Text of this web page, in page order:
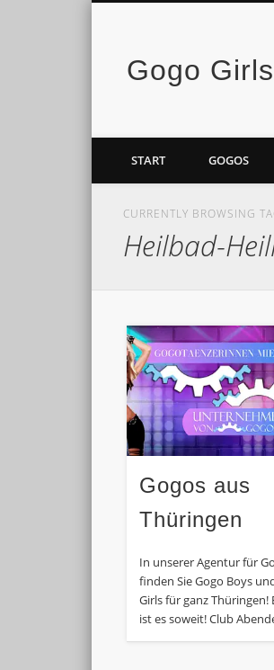
Gogo
FacebookVimeo
START GOGOS
CURRENTLY BROWSING
Heilbad-
Gogos aus
Thüringen
In unserer Agentur für
finden Sie Gogo Boys
Girls für ganz Thüringen!
ist es soweit! Club